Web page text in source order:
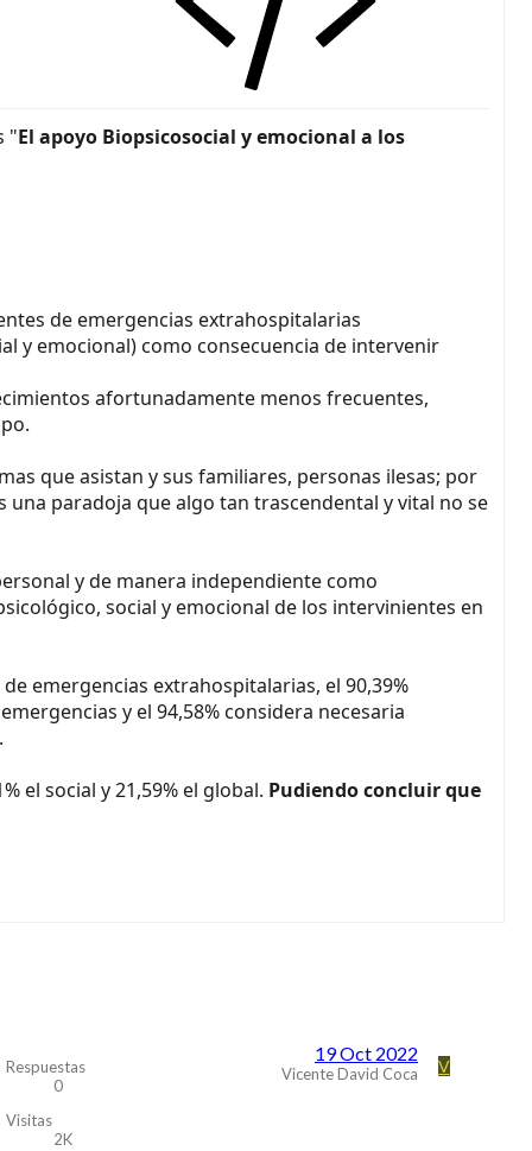
"El apoyo Biopsicosocial y emocional a los
de emergencias extrahospitalarias
y emocional) como consecuencia de intervenir
afortunadamente menos frecuentes,
que asistan y sus familiares, personas ilesas; por
una paradoja que algo tan trascendental y vital no se
y de manera independiente como
social y emocional de los intervinientes en
emergencias extrahospitalarias, el 90,39%
y el 94,58% considera necesaria
el social y 21,59% el global. Pudiendo concluir que
Respuestas
0
Visitas
2K
19 Oct 2022
Vicente David Coca V